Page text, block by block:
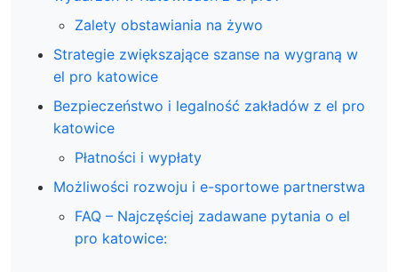
Zalety obstawiania na żywo
Strategie zwiększające szanse na wygraną w
el pro katowice
Bezpieczeństwo i legalność zakładów z el pro
katowice
Płatności i wypłaty
Możliwości rozwoju i e-sportowe partnerstwa
FAQ – Najczęściej zadawane pytania o el
pro katowice: